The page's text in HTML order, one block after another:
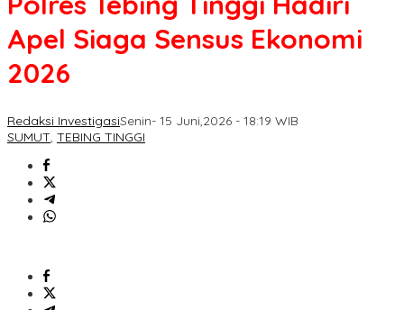
Apel Siaga Sensus Ekonomi
2026
Redaksi InvestigasiSenin- 15 Juni,2026 - 18:19 WIB
SUMUT, TEBING TINGGI